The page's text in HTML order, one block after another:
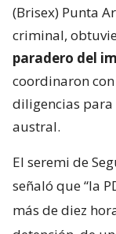
(Brisex) Punta
criminal,
paradero del
coordinaron
diligencias
austral.
El seremi de
señaló que “la
más de diez